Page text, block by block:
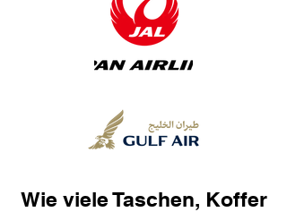
Wie viele Taschen, Koffer